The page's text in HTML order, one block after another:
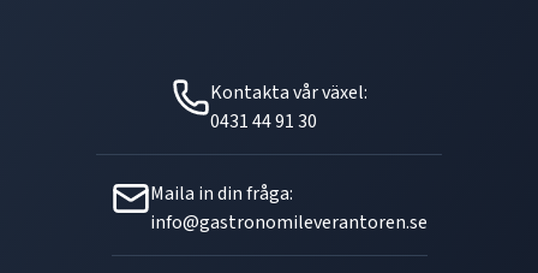
Kontakta vår växel:
0431 44 91 30
Maila in din fråga:
info@gastronomileverantoren.se